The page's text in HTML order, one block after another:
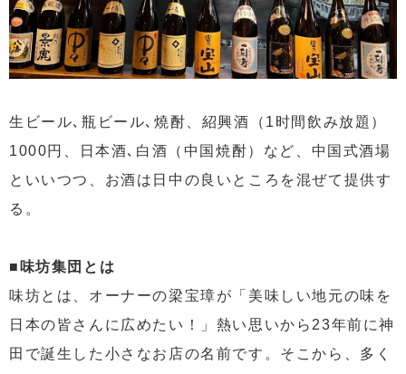
生ビール､瓶ビール､燒酎、紹興酒（1时間飲み放題）
1000円、日本酒､白酒（中国焼酎）など、中国式酒場
といいつつ、お酒は日中の良いところを混ぜて提供す
る。
■味坊集団とは
味坊とは、オーナーの梁宝璋が「美味しい地元の味を
日本の皆さんに広めたい！」熱い思いから23年前に神
田で誕生した小さなお店の名前です。そこから、多く